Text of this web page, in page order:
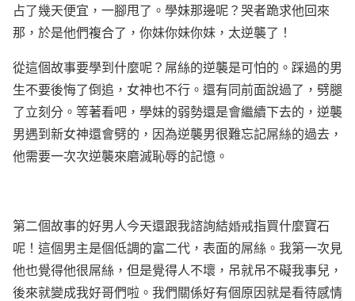
占了幾天便宜，一腳甩了。學妹那邊呢？哭者跪求他回來
那，於是他們複合了，你妹你妹你妹，太逆襲了！
從這個故事要學到什麼呢？屌絲的逆襲是可怕的。踩過的男
生不要後悔了倒追，女神也不行。還有同前面說過了，劈腿
了立刻分。等著看吧，學妹的弱勢還是會繼續下去的，逆襲
男遇到新女神還會劈的，因為逆襲男很難忘記屌絲的過去，
他需要一次次逆襲來磨滅恥辱的記憶。
第二個故事的好男人今天還跟我諮詢結婚戒指買什麼寶石
呢！這個男主是個低調的富二代，表面的屌絲。我第一次見
他也覺得他很屌絲，但是覺得人不壞，吊就吊不礙我事兒，
後來就變成我好哥們啦。我們關係好有個原因就是看待感情